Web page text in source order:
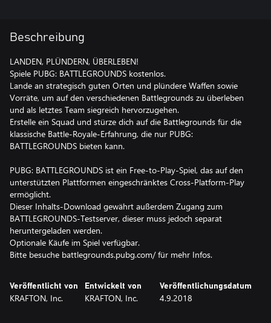
Beschreibung
LANDEN, PLÜNDERN, ÜBERLEBEN!
Spiele PUBG: BATTLEGROUNDS kostenlos.
Lande an strategisch guten Orten und plündere Waffen sowie
Vorräte, um auf den verschiedenen Battlegrounds zu überleben
und als letztes Team siegreich hervorzugehen.
Erstelle ein Squad und stürze dich auf die Battlegrounds für die
klassische Battle-Royale-Erfahrung, die nur PUBG:
BATTLEGROUNDS bieten kann.
PUBG: BATTLEGROUNDS ist ein Free-to-Play-Spiel, das auf den
unterstützten Plattformen eingeschränktes Cross-Platform-Play
ermöglicht.
Dieser Inhalts-Download gewährt außerdem Zugang zum
BATTLEGROUNDS-Testserver, dieser muss jedoch separat
heruntergeladen werden.
Optionale Käufe im Spiel verfügbar.
Bitte besuche battlegrounds.pubg.com/ für mehr Infos.
Veröffentlicht von
KRAFTON, Inc.
Entwickelt von
KRAFTON, Inc.
Veröffentlichungsdatum
4.9.2018